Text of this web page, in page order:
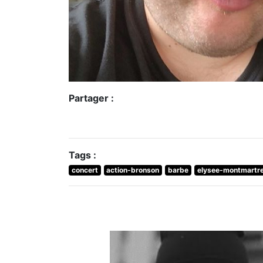
Partager :
Tags :
concert action-bronson barbe elysee-